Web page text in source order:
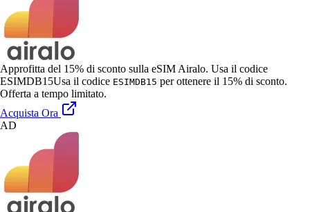
Approfitta del 15% di sconto sulla eSIM Airalo. Usa il codice
ESIMDB15Usa il codice ESIMDB15 per ottenere il 15% di sconto.
Offerta a tempo limitato.
Acquista Ora
AD